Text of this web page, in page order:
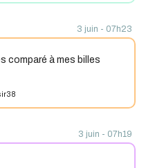
3 juin - 07h23
comparé à mes billes
3 juin - 07h19